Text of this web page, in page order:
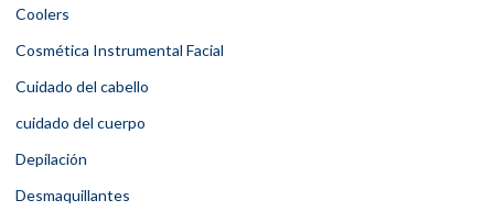
Coolers
Cosmética Instrumental Facial
Cuidado del cabello
cuidado del cuerpo
Depilación
Desmaquillantes